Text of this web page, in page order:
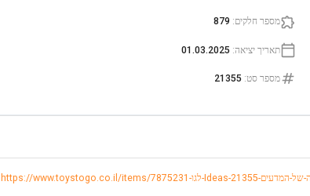
מספר חלקים:
879
תאריך יציאה:
01.03.2025
מספר סט:
21355